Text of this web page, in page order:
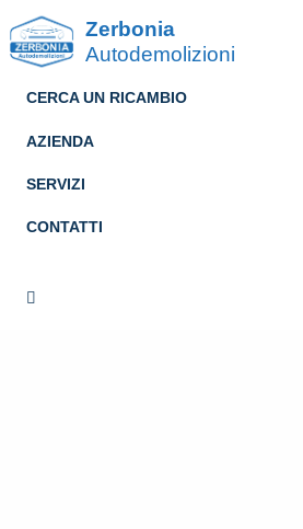
Zerbonia
Autodemolizioni
CERCA UN RICAMBIO
AZIENDA
SERVIZI
CONTATTI